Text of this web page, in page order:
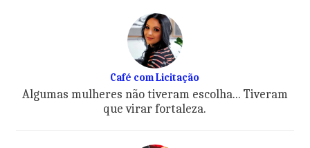
Café com Licitação
Algumas mulheres não tiveram escolha... Tiveram
que virar fortaleza.